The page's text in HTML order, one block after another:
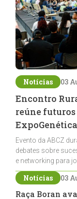
Notícias 03
Encontro
reúne
Evento da ABCZ
debates sobre
e networking para
Notícias 03
Raça Boran